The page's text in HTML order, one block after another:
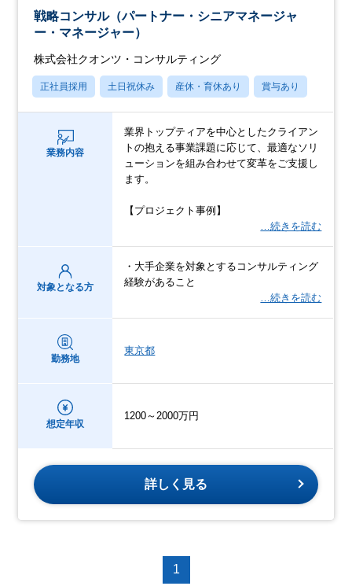
戦略コンサル（パートナー・シニアマネージャ
ー・マネージャー）
株式会社クオンツ・コンサルティング
正社員採用 土日祝休み 産休・育休あり 賞与あり
業務内容
業界トップティアを中心としたクライアン
トの抱える事業課題に応じて、最適なソリ
ューションを組み合わせて変革をご支援し
ます。
【プロジェクト事例】
…続きを読む
対象となる方
・大手企業を対象とするコンサルティング
経験があること
…続きを読む
勤務地
東京都
想定年収
1200～2000万円
詳しく見る
1